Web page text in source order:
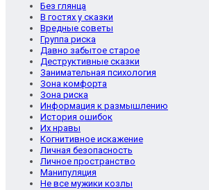
Без глянца
В гостях у сказки
Вредные советы
Группа риска
Давно забытое старое
Деструктивные сказки
Занимательная психология
Зона комфорта
Зона риска
Информация к размышлению
История ошибок
Их нравы
Когнитивное искажение
Личная безопасность
Личное пространство
Манипуляция
Не все мужики козлы